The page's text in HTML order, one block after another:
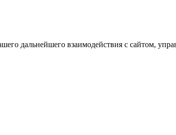
дальнейшего взаимодействия с сайтом,